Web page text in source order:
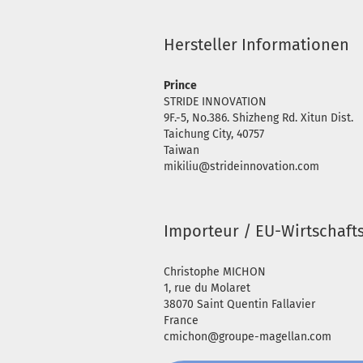
Hersteller Informationen
Prince
STRIDE INNOVATION
9F.-5, No.386. Shizheng Rd. Xitun Dist.
Taichung City, 40757
Taiwan
mikiliu@strideinnovation.com
Importeur / EU-
Christophe MICHON
1, rue du Molaret
38070 Saint Quentin Fallavier
France
cmichon@groupe-magellan.com